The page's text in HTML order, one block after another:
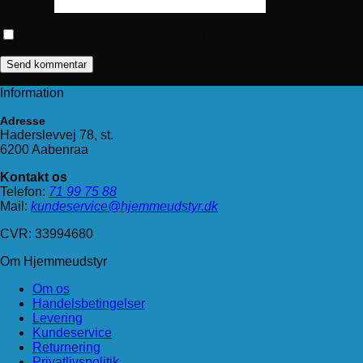
Information
Adresse
Haderslevvej 78, st.
6200 Aabenraa
Kontakt os
Telefon: 71 99 75 88
Mail: kundeservice@hjemmeudstyr.dk
CVR: 33994680
Om Hjemmeudstyr
Om os
Handelsbetingelser
Levering
Kundeservice
Returnering